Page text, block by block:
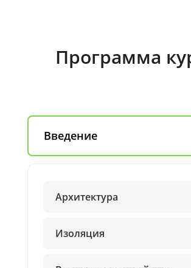
Программа
Введение
Архитектура
Изоляция